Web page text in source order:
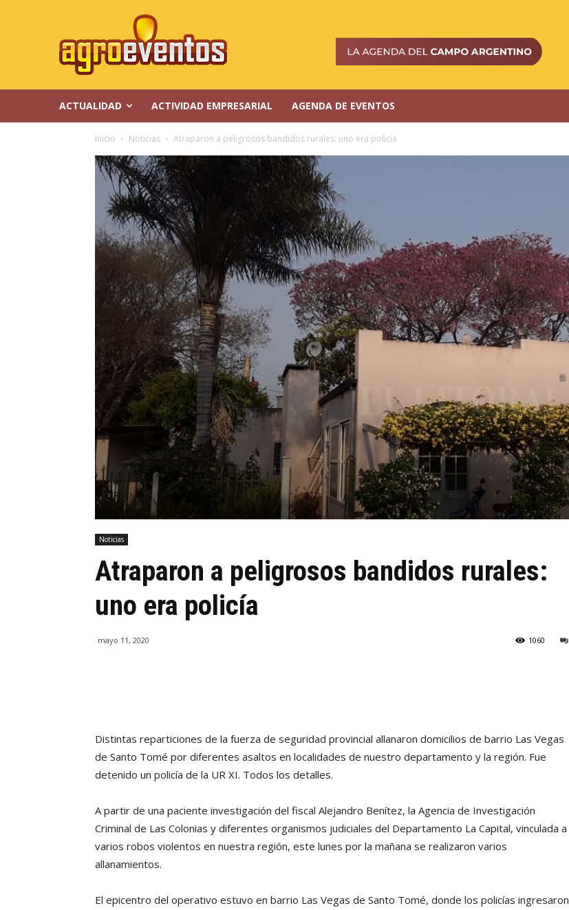
ACTUALIDAD ACTIVIDAD EMPRESARIAL AGENDA DE EVENTOS
Inicio Noticias Atraparon a peligrosos bandidos rurales: uno era policía
Noticias
Atraparon a peligrosos bandidos rurales:
uno era policía
mayo 11, 2020 1060
Distintas reparticiones de la fuerza de seguridad provincial allanaron domicilios de barrio Las Vegas
de Santo Tomé por diferentes asaltos en localidades de nuestro departamento y la región. Fue
detenido un policía de la UR XI. Todos los detalles.
A partir de una paciente investigación del fiscal Alejandro Benítez, la Agencia de Investigación
Criminal de Las Colonias y diferentes organismos judiciales del Departamento La Capital, vinculada a
varios robos violentos en nuestra región, este lunes por la mañana se realizaron varios
allanamientos.
El epicentro del operativo estuvo en barrio Las Vegas de Santo Tomé, donde los policías ingresaron